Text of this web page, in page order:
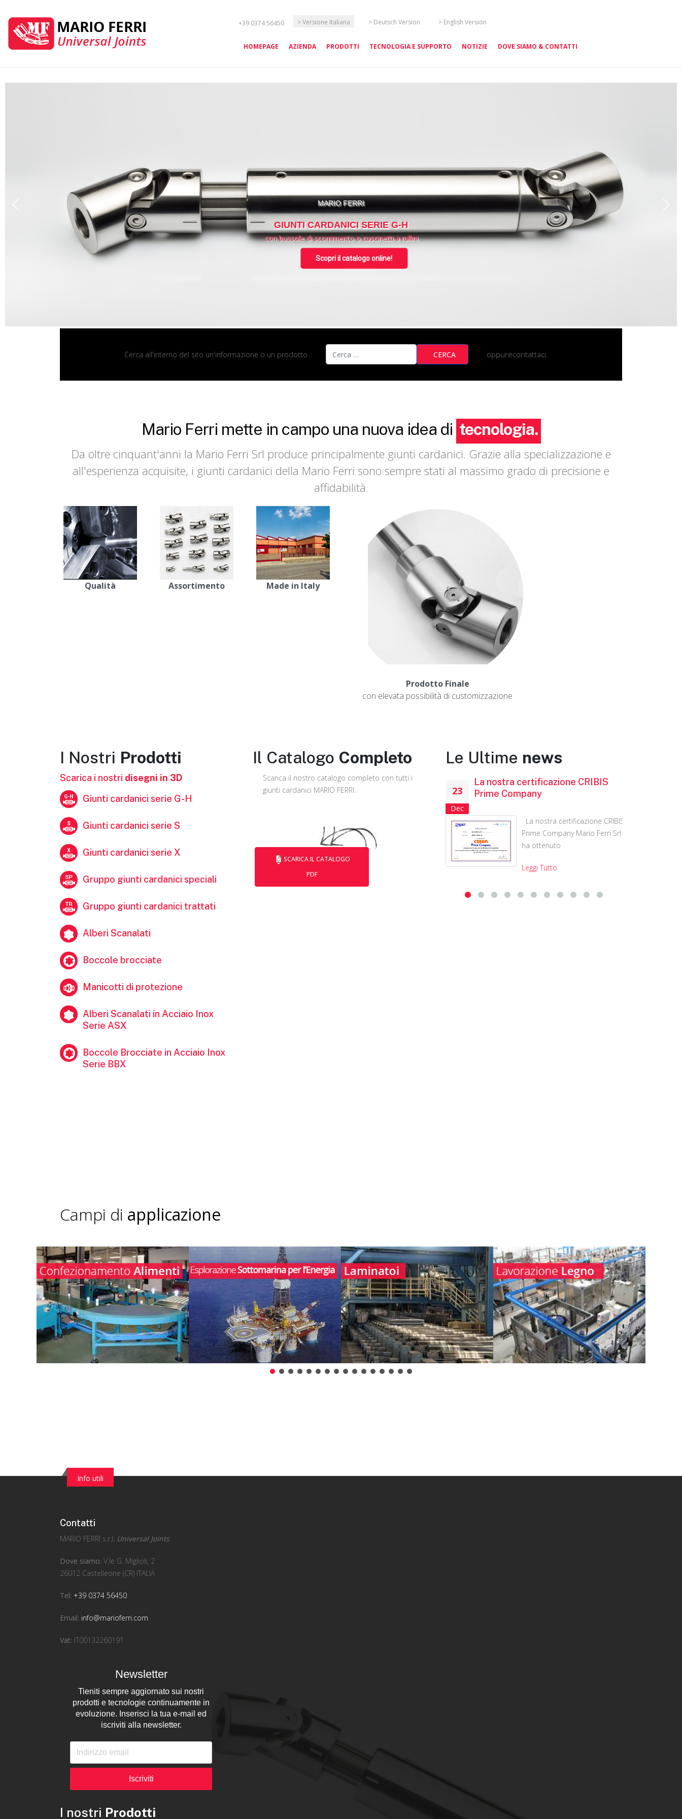
+39 0374 56450 Seleziona la tua lingua
> Versione Italiana > Deutsch Version > English Version
HOMEPAGE AZIENDA PRODOTTI TECNOLOGIA E SUPPORTO NOTIZIE DOVE SIAMO & CONTATTI
GIUNTI CARDANICI SERIE G-H
Scopri il catalogo online!
con bussole di scorrimento o cuscinetti a rullini
MARIO FERRI
Cerca all'interno del sito un'informazione o un prodotto CERCA oppurecontattaci.
Mario Ferri mette in campo una nuova idea di
progettazione.
Da oltre cinquant'anni la Mario Ferri Srl produce principalmente giunti cardanici. Grazie alla specializzazione e
all'esperienza acquisite, i giunti cardanici della Mario Ferri sono sempre stati al massimo grado di precisione e
affidabilità.
Qualità Assortimento Made in Italy
Prodotto Finale
con elevata possibilità di customizzazione
I Nostri Prodotti
Scarica i nostri disegni in 3D
Giunti cardanici serie G-H
Giunti cardanici serie S
Giunti cardanici serie X
Gruppo giunti cardanici speciali
Gruppo giunti cardanici trattati
Alberi Scanalati
Boccole brocciate
Manicotti di protezione
Alberi Scanalati in Acciaio Inox
Serie ASX
Boccole Brocciate in Acciaio Inox
Serie BBX
Il Catalogo Completo
Scarica il nostro catalogo completo con tutti i
giunti cardanici MARIO FERRI.
SCARICA IL CATALOGO
PDF
Le Ultime news
23
Dec
La nostra certificazione CRIBIS
Prime Company
La nostra certificazione CRIBIS
Prime Company Mario Ferri Srl
ha ottenuto
Leggi Tutto
Campi di applicazione
Info utili
Contatti
MARIO FERRI s.r.l. Universal Joints
Dove siamo: V.le G. Miglioli, 2
26012 Castelleone (CR) ITALIA
Tel: +39 0374 56450
Email: info@marioferri.com
Vat: IT00132260191
Newsletter
Tieniti sempre aggiornato sui nostri
prodotti e tecnologie continuamente in
evoluzione. Inserisci la tua e-mail ed
iscriviti alla newsletter.
Iscriviti
I nostri Prodotti